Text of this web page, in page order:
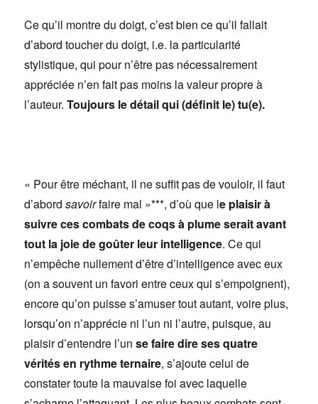
Ce qu’il montre du doigt, c’est bien ce qu’il fallait
d’abord toucher du doigt, i.e. la particularité
stylistique, qui pour n’être pas nécessairement
appréciée n’en fait pas moins la valeur propre à
l’auteur.Toujours le détail qui (définit le) tu(e).
« Pour être méchant, il ne suffit pas de vouloir, il faut
d’abordsavoirfaire mal »***, d’où que le plaisir à
suivre ces combats de coqs à plume serait avant
tout la joie de goûter leur intelligence. Ce qui
n’empêche nullement d’être d’intelligence avec eux
(on a souvent un favori entre ceux qui s’empoignent),
encore qu’on puisse s’amuser tout autant, voire plus,
lorsqu’on n’apprécie ni l’un ni l’autre, puisque, au
plaisir d’entendre l’unse faire dire ses quatre
vérités en rythme ternaire, s’ajoute celui de
constater toute la mauvaise foi avec laquelle